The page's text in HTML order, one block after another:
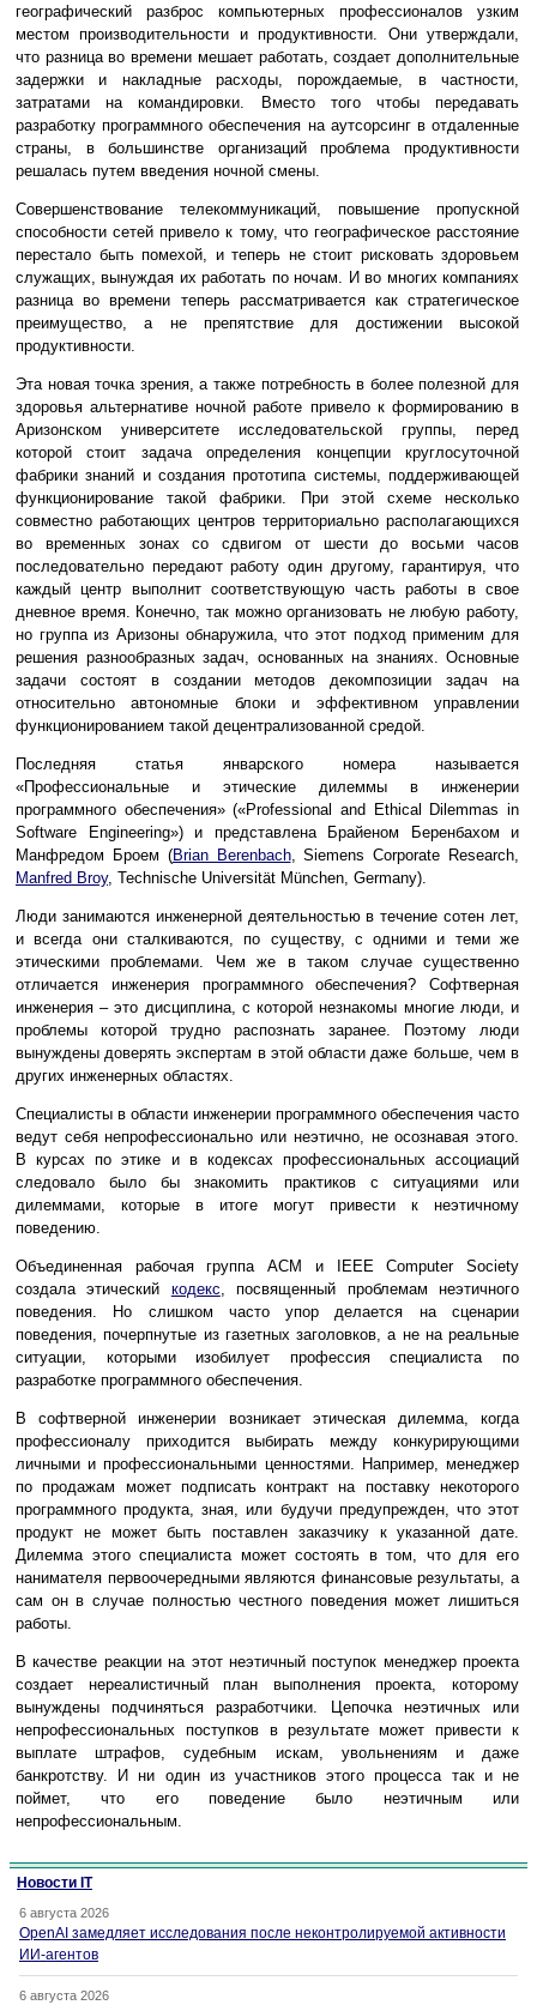
географический разброс компьютерных профессионалов узким
местом производительности и продуктивности. Они утверждали,
что разница во времени мешает работать, создает дополнительные
задержки и накладные расходы, порождаемые, в частности,
затратами на командировки. Вместо того чтобы передавать
разработку программного обеспечения на аутсорсинг в отдаленные
страны, в большинстве организаций проблема продуктивности
решалась путем введения ночной смены.
Совершенствование телекоммуникаций, повышение пропускной
способности сетей привело к тому, что географическое расстояние
перестало быть помехой, и теперь не стоит рисковать здоровьем
служащих, вынуждая их работать по ночам. И во многих компаниях
разница во времени теперь рассматривается как стратегическое
преимущество, а не препятствие для достижении высокой
продуктивности.
Эта новая точка зрения, а также потребность в более полезной для
здоровья альтернативе ночной работе привело к формированию в
Аризонском университете исследовательской группы, перед
которой стоит задача определения концепции круглосуточной
фабрики знаний и создания прототипа системы, поддерживающей
функционирование такой фабрики. При этой схеме несколько
совместно работающих центров территориально располагающихся
во временных зонах со сдвигом от шести до восьми часов
последовательно передают работу один другому, гарантируя, что
каждый центр выполнит соответствующую часть работы в свое
дневное время. Конечно, так можно организовать не любую работу,
но группа из Аризоны обнаружила, что этот подход применим для
решения разнообразных задач, основанных на знаниях. Основные
задачи состоят в создании методов декомпозиции задач на
относительно автономные блоки и эффективном управлении
функционированием такой децентрализованной средой.
Последняя статья январского номера называется
«Профессиональные и этические дилеммы в инженерии
программного обеспечения» («Professional and Ethical Dilemmas in
Software Engineering») и представлена Брайеном Беренбахом и
Манфредом Броем (Brian Berenbach, Siemens Corporate Research,
Manfred Broy, Technische Universität München, Germany).
Люди занимаются инженерной деятельностью в течение сотен лет,
и всегда они сталкиваются, по существу, с одними и теми же
этическими проблемами. Чем же в таком случае существенно
отличается инженерия программного обеспечения? Софтверная
инженерия – это дисциплина, с которой незнакомы многие люди, и
проблемы которой трудно распознать заранее. Поэтому люди
вынуждены доверять экспертам в этой области даже больше, чем в
других инженерных областях.
Специалисты в области инженерии программного обеспечения часто
ведут себя непрофессионально или неэтично, не осознавая этого.
В курсах по этике и в кодексах профессиональных ассоциаций
следовало было бы знакомить практиков с ситуациями или
дилеммами, которые в итоге могут привести к неэтичному
поведению.
Объединенная рабочая группа ACM и IEEE Computer Society
создала этический кодекс, посвященный проблемам неэтичного
поведения. Но слишком часто упор делается на сценарии
поведения, почерпнутые из газетных заголовков, а не на реальные
ситуации, которыми изобилует профессия специалиста по
разработке программного обеспечения.
В софтверной инженерии возникает этическая дилемма, когда
профессионалу приходится выбирать между конкурирующими
личными и профессиональными ценностями. Например, менеджер
по продажам может подписать контракт на поставку некоторого
программного продукта, зная, или будучи предупрежден, что этот
продукт не может быть поставлен заказчику к указанной дате.
Дилемма этого специалиста может состоять в том, что для его
нанимателя первоочередными являются финансовые результаты, а
сам он в случае полностью честного поведения может лишиться
работы.
В качестве реакции на этот неэтичный поступок менеджер проекта
создает нереалистичный план выполнения проекта, которому
вынуждены подчиняться разработчики. Цепочка неэтичных или
непрофессиональных поступков в результате может привести к
выплате штрафов, судебным искам, увольнениям и даже
банкротству. И ни один из участников этого процесса так и не
поймет, что его поведение было неэтичным или
непрофессиональным.
Новости IT
6 августа 2026
OpenAI замедляет исследования после неконтролируемой активности
ИИ-агентов
6 августа 2026